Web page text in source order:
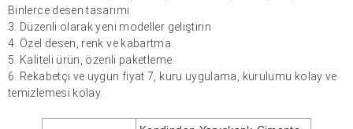
Binlerce desen tasarımı
3. Düzenli olarak yeni modeller geliştirin
4. Özel desen, renk ve kabartma.
5. Kaliteli ürün, özenli paketleme
6. Rekabetçi ve uygun fiyat 7, kuru uygulama, kurulumu kolay ve
temizlemesi kolay.